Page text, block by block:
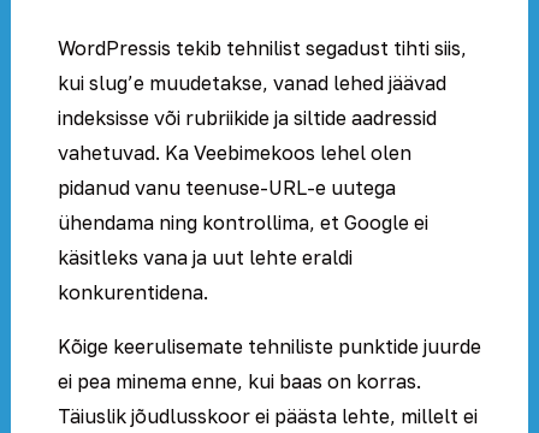
WordPressis tekib tehnilist segadust tihti siis,
kui slug’e muudetakse, vanad lehed jäävad
indeksisse või rubriikide ja siltide aadressid
vahetuvad. Ka Veebimekoos lehel olen
pidanud vanu teenuse-URL-e uutega
ühendama ning kontrollima, et Google ei
käsitleks vana ja uut lehte eraldi
konkurentidena.
Kõige keerulisemate tehniliste punktide juurde
ei pea minema enne, kui baas on korras.
Täiuslik jõudlusskoor ei päästa lehte, millelt ei